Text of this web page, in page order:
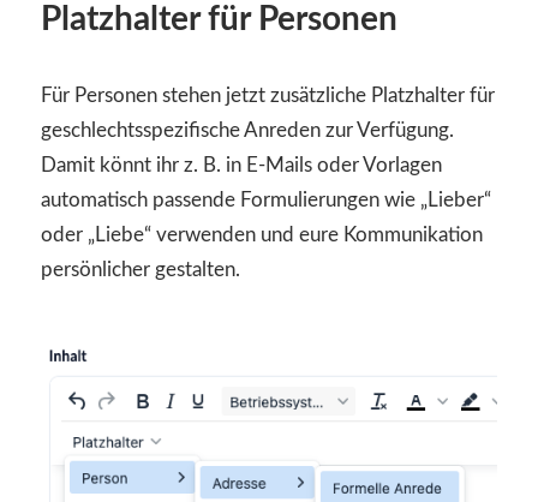
Platzhalter für Personen
Für Personen stehen jetzt zusätzliche Platzhalter für
geschlechtsspezifische Anreden zur Verfügung.
Damit könnt ihr z. B. in E-Mails oder Vorlagen
automatisch passende Formulierungen wie „Lieber“
oder „Liebe“ verwenden und eure Kommunikation
persönlicher gestalten.